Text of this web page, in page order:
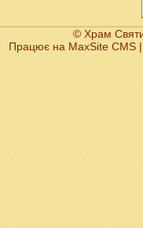
© Храм
Працює на MaxSite CMS|